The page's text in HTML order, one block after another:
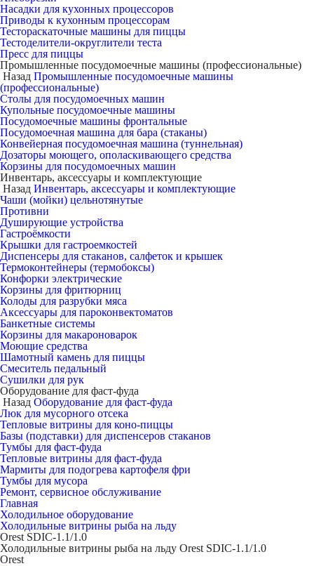
Насадки для кухонных процессоров
Приводы к кухонным процессорам
Тестораскаточные машины для пиццы
Тестоделители-округлители теста
Пресс для пиццы
Промышленные посудомоечные машины (профессиональные)
Назад Промышленные посудомоечные машины
(профессиональные)
Столы для посудомоечных машин
Купольные посудомоечные машины
Посудомоечные машины фронтальные
Посудомоечная машина для бара (стаканы)
Конвейерная посудомоечная машина (туннельная)
Дозаторы моющего, ополаскивающего средства
Корзины для посудомоечных машин
Инвентарь, аксессуары и комплектующие
Назад Инвентарь, аксессуары и комплектующие
Чаши (мойки) цельнотянутые
Противни
Душирующие устройства
Гастроёмкости
Крышки для гастроемкостей
Диспенсеры для стаканов, салфеток и крышек
Термоконтейнеры (термобоксы)
Конфорки электрические
Корзины для фритюрниц
Колоды для разрубки мяса
Аксессуары для пароконвектоматов
Банкетные системы
Корзины для макароноварок
Моющие средства
Шамотный камень для пиццы
Смеситель педальный
Сушилки для рук
Оборудование для фаст-фуда
Назад Оборудование для фаст-фуда
Люк для мусорного отсека
Тепловые витрины для коно-пиццы
Базы (подставки) для диспенсеров стаканов
Тумбы для фаст-фуда
Тепловые витрины для фаст-фуда
Мармиты для подогрева картофеля фри
Тумбы для мусора
Ремонт, сервисное обслуживание
Главная
Холодильное оборудование
Холодильные витрины рыба на льду
Orest SDIC-1.1/1.0
Холодильные витрины рыба на льду Orest SDIC-1.1/1.0
Orest